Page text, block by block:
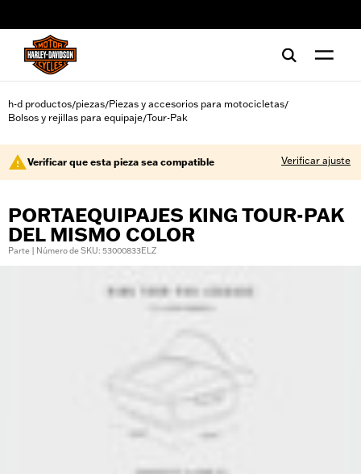
h-d productos/piezas/Piezas y accesorios para motocicletas/
Bolsos y rejillas para equipaje/Tour-Pak
Verificar que esta pieza sea compatible Verificar ajuste
PORTAEQUIPAJES KING TOUR-PAK
DEL MISMO COLOR
Parte | Número de SKU: 53000833ELZ